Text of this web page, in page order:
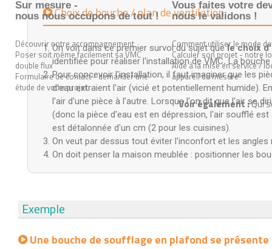
Sur mesure -
nous nous occupons de tout !
Découvrir notre accompagnement
Poser soit même facilement sa VMC
double flux
Formulaire de contact - demander une
étude de votre projet
Vous faites votre
nous le validons !
Comment utiliser le mode
Calculer son projet - notre
Aide à la mise en service /
appareil de mesure
Voir également :Qui
Choix de bouche / plan de ventilation
On voit dans ce premier survol du sujet quele choix
identifiée pour réaliser l'installation de VMC.La
Pour concevoir l'installation, il faut imaginer que les
d'eau extraient l'air (vicié et potentiellement humide).
l'air d'une pièce à l'autre. Lorsque l'on dit que l'air se
(donc la pièce d'eau est en dépression, l'air soufflé
est détalonnée d'un cm (2 pour les cuisines).
On veut par dessus tout éviter l'inconfort et les
On doit penser la maison meublée : positionner les
Exemple
Une bouche de soufflage en plafond se